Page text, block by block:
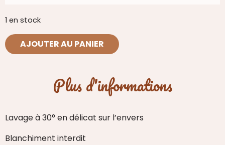
1 en stock
quantité
de
AJOUTER AU PANIER
Plus d'informations
Lavage à 30° en délicat sur l’envers
Blanchiment interdit